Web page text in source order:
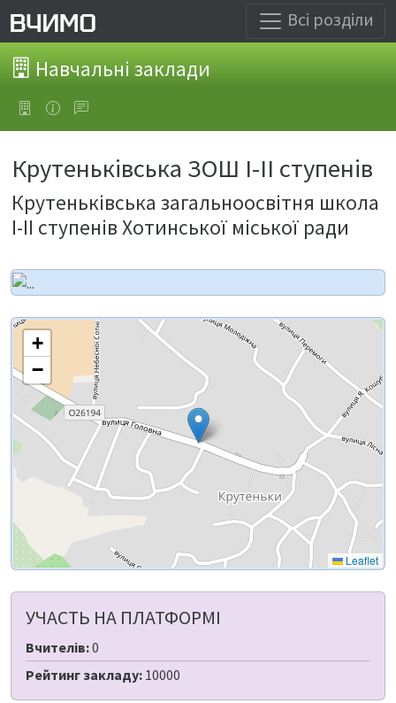
Всі розділи
Навчальні заклади
Крутеньківська ЗОШ І-ІІ ступенів
Крутеньківська загальноосвітня школа
І-ІІ ступенів Хотинської міської ради
+
−
Leaflet
УЧАСТЬ НА ПЛАТФОРМІ
Вчителів:0
Рейтинг закладу: 10000